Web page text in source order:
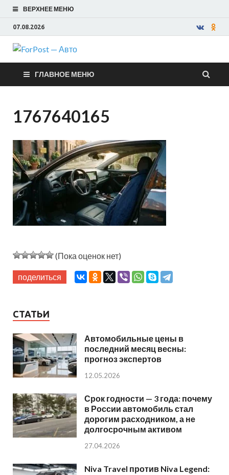
ВЕРХНЕЕ МЕНЮ
07.08.2026
ForPost —
Авто
ГЛАВНОЕ МЕНЮ
1767640165
(Пока оценок нет)
поделиться
СТАТЬИ
Автомобильные цены в
последний месяц весны:
прогноз экспертов
12.05.2026
Срок годности — 3 года: почему
в России автомобиль стал
дорогим расходником, а не
долгосрочным активом
27.04.2026
Niva Travel против Niva Legend: